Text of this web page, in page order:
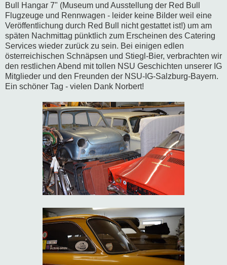
Bull Hangar 7" (Museum und Ausstellung der Red Bull
Flugzeuge und Rennwagen - leider keine Bilder weil eine
Veröffentlichung durch Red Bull nicht gestattet ist!) um am
späten Nachmittag pünktlich zum Erscheinen des Catering
Services wieder zurück zu sein. Bei einigen edlen
österreichischen Schnäpsen und Stiegl-Bier, verbrachten wir
den restlichen Abend mit tollen NSU Geschichten unserer IG
Mitglieder und den Freunden der NSU-IG-Salzburg-Bayern.
Ein schöner Tag - vielen Dank Norbert!